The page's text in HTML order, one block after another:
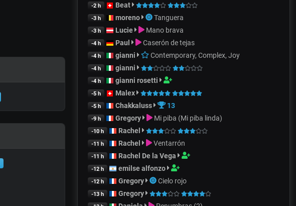
-2 h Beat
-3 h moreno Tanguera
-3 h Lucie Mano brava
-4 h Paul Caserón de tejas
-4 h gianni Contemporary, Complex, Joy
-4 h gianni
-4 h gianni rosetti
-5 h Malex
-5 h Chakkaluss 13
-9 h Gregory Mi piba (Mi piba linda)
-10 h Rachel
-11 h Rachel Ventarrón
-11 h Rachel De la Vega
-12 h emilse alfonzo
-12 h Gregory Cielo rojo
-13 h Gregory